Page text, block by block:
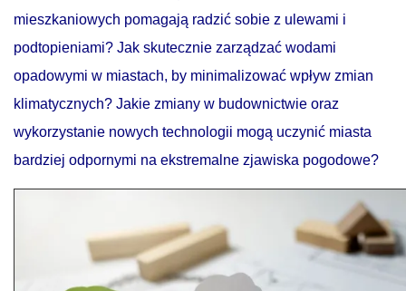
mieszkaniowych pomagają radzić sobie z ulewami i
podtopieniami? Jak skutecznie zarządzać wodami
opadowymi w miastach, by minimalizować wpływ zmian
klimatycznych? Jakie zmiany w budownictwie oraz
wykorzystanie nowych technologii mogą uczynić miasta
bardziej odpornymi na ekstremalne zjawiska pogodowe?